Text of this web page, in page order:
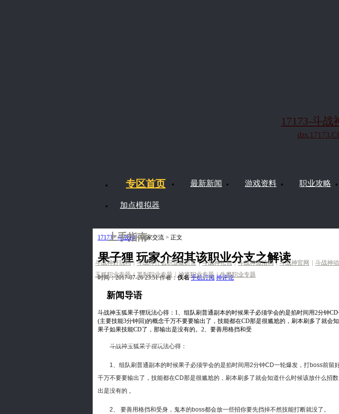
17173-斗战
专区首页 最新新闻 游戏资料 职业攻略
加点模拟器
上手指南
斗战神好玩吗 | 斗战神什么职业最厉害 | 斗战神礼包 | 斗战神激活码 | 斗战神官网 斗战神
玉狐职业专题 | 罗刹职业专题 神将职业专题 | 牛魔职业专题
游戏下载 | 手机订阅
17173> 斗战神> 玩家交流 > 正文
果子狸 玩家介绍其该职业分支之解读
时间：2017-07-26 23:51 作者： 佚名 手机订阅 神评论
新闻导语
斗战神玉狐果子狸玩法心得：1、组队刷普通副本的时候果子必须学会的是掐时间用2分钟
(主要技能3分钟回)的概念千万不要要输出了，技能都在CD那是很尴尬的，刷本刷多了就会
果子如果技能CD了，那输出是没有的。2、要善用格挡和受
斗战神玉狐果子狸玩法心得：
1、组队刷普通副本的时候果子必须学会的是掐时间用2分钟CD一轮爆发，打boss前留
千万不要要输出了，技能都在CD那是很尴尬的，刷本刷多了就会知道什么时候该放什么招
出是没有的 。
2、 要善用格挡和受身，鬼本的boss都会放一些招你要先挡掉不然技能打断就没了。